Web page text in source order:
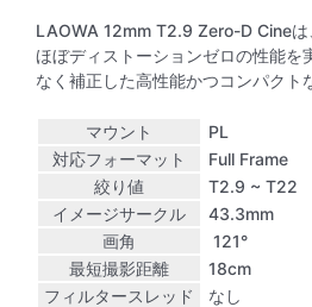
LAOWA 12mm T2.9 Zero-D Cineは
ほぼディストーションゼロの性能を
なく補正した高性能かつコンパクト
マウント
PL
対応フォーマット
Full Frame
絞り値
T2.9 ~ T22
イメージサークル
43.3mm
画角
121°
最短撮影距離
18cm
フィルタースレッド
なし